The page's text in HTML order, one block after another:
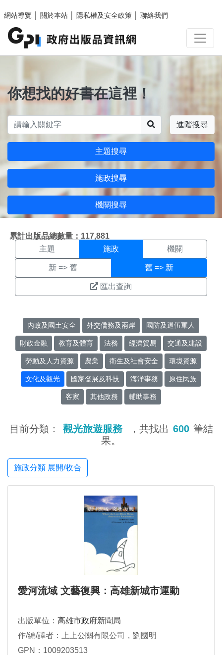
網站導覽
關於本站 隱私權及安全政策 聯絡我們
你想找的好書在這裡！
進階搜尋
主題搜尋
施政搜尋
機關搜尋
累計出版品總數量：117,881
施政搜尋結果頁面
主題 施政 機關
新 => 舊 舊 => 新
匯出查詢
內政及國土安全 外交僑務及兩岸 國防及退伍軍人
財政金融 教育及體育 法務 經濟貿易 交通及建設
勞動及人力資源 農業 衛生及社會安全 環境資源
文化及觀光 國家發展及科技 海洋事務 原住民族
客家 其他政務 輔助事務
目前分類： 觀光旅遊服務 ，共找出 600 筆結
果。
施政分類 展開/收合
愛河流域 文藝復興：高雄新城市運動
出版單位： 高雄市政府新聞局
作/編/譯者：上上公關有限公司，劉國明
GPN：1009203513